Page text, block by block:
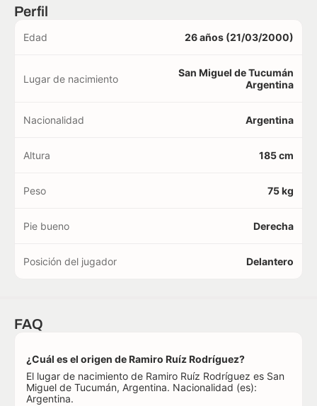
Perfil
Edad 26 años (21/03/2000)
Lugar de nacimiento
San Miguel de Tucumán
Argentina
Nacionalidad Argentina
Altura 185 cm
Peso 75 kg
Pie bueno Derecha
Posición del jugador Delantero
FAQ
¿Cuál es el origen de Ramiro Ruíz Rodríguez?
El lugar de nacimiento de Ramiro Ruíz Rodríguez es San
Miguel de Tucumán, Argentina. Nacionalidad (es):
Argentina.